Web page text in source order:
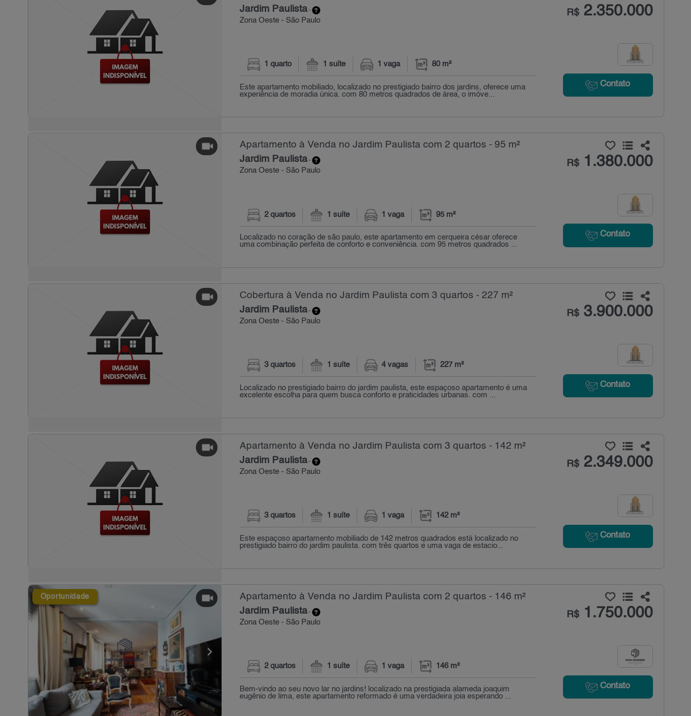
Jardim Paulista-
Zona Oeste - São Paulo
R$2.350.000
Contato
1 quarto 1 suíte 1 vaga 80 m²
Este apartamento mobiliado, localizado no prestigiado bairro dos jardins, oferece uma
experiência de moradia única. com 80 metros quadrados de área, o imóve...
Apartamento à Venda no Jardim Paulista com 2 quartos - 95 m²
Jardim Paulista-
Zona Oeste - São Paulo
R$1.380.000
Contato
2 quartos 1 suíte 1 vaga 95 m²
Localizado no coração de são paulo, este apartamento em cerqueira césar oferece
uma combinação perfeita de conforto e conveniência. com 95 metros quadrados ...
Cobertura à Venda no Jardim Paulista com 3 quartos - 227 m²
Jardim Paulista-
Zona Oeste - São Paulo
R$3.900.000
Contato
3 quartos 1 suíte 4 vagas 227 m²
Localizado no prestigiado bairro do jardim paulista, este espaçoso apartamento é uma
excelente escolha para quem busca conforto e praticidades urbanas. com ...
Apartamento à Venda no Jardim Paulista com 3 quartos - 142 m²
Jardim Paulista-
Zona Oeste - São Paulo
R$2.349.000
Contato
3 quartos 1 suíte 1 vaga 142 m²
Este espaçoso apartamento mobiliado de 142 metros quadrados está localizado no
prestigiado bairro do jardim paulista. com três quartos e uma vaga de estacio...
Oportunidade Apartamento à Venda no Jardim Paulista com 2 quartos - 146 m²
Jardim Paulista-
Zona Oeste - São Paulo
R$1.750.000
Contato
2 quartos 1 suíte 1 vaga 146 m²
Bem-vindo ao seu novo lar no jardins! localizado na prestigiada alameda joaquim
eugênio de lima, este apartamento reformado é uma verdadeira joia esperando ...